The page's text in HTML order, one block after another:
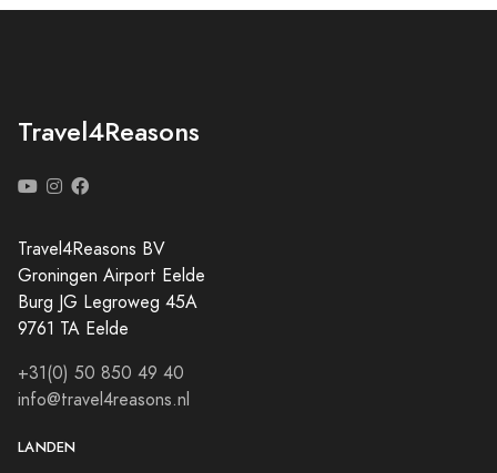
Travel4Reasons
Travel4Reasons BV
Groningen Airport Eelde
Burg JG Legroweg 45A
9761 TA Eelde
+31(0) 50 850 49 40
info@travel4reasons.nl
LANDEN